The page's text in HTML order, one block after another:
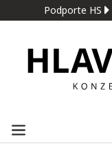
Podporte HS